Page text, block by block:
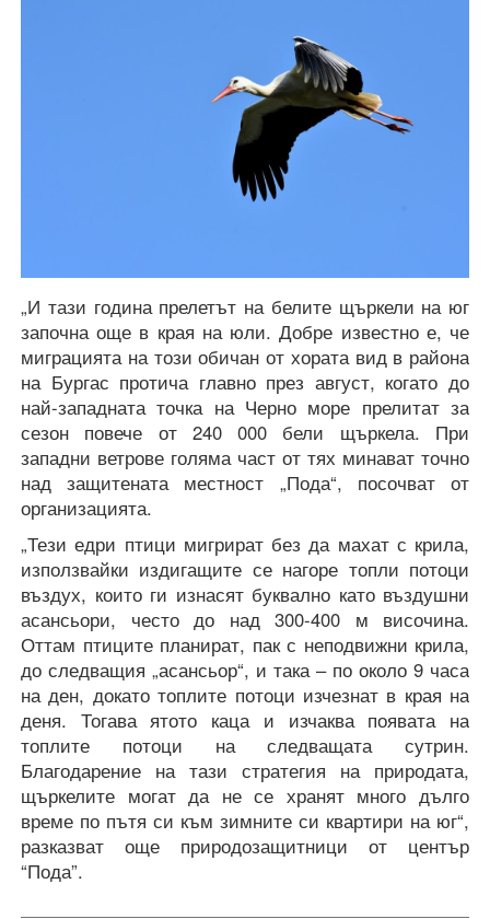
„И тази година прелетът на белите щъркели на юг
започна още в края на юли. Добре известно е, че
миграцията на този обичан от хората вид в района
на Бургас протича главно през август, когато до
най-западната точка на Черно море прелитат за
сезон повече от 240 000 бели щъркела. При
западни ветрове голяма част от тях минават точно
над защитената местност „Пода“, посочват от
организацията.
„Тези едри птици мигрират без да махат с крила,
използвайки издигащите се нагоре топли потоци
въздух, които ги изнасят буквално като въздушни
асансьори, често до над 300-400 м височина.
Оттам птиците планират, пак с неподвижни крила,
до следващия „асансьор“, и така – по около 9 часа
на ден, докато топлите потоци изчезнат в края на
деня. Тогава ятото каца и изчаква появата на
топлите потоци на следващата сутрин.
Благодарение на тази стратегия на природата,
щъркелите могат да не се хранят много дълго
време по пътя си към зимните си квартири на юг“,
разказват още природозащитници от център
“Пода”.